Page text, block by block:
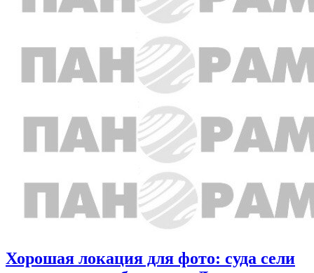
Хорошая локация для фото: суда сели